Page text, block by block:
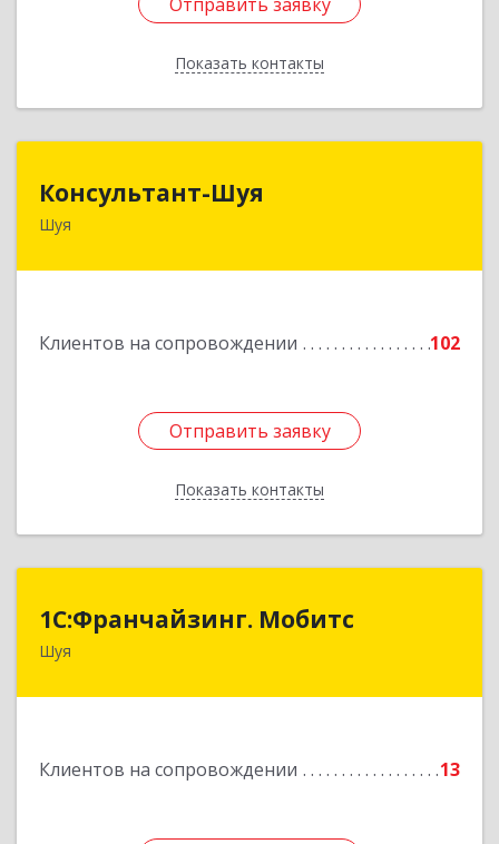
Показать контакты
Назад
Консультант-Шуя
Шуя
Клиентов на сопровождении 102
Отправить заявку
Показать контакты
155900, Ивановская обл, Шуя г, Свердлова ул,
Отправить заявку
Назад
1С:Франчайзинг. Мобитс
Шуя
Клиентов на сопровождении 13
1С:Франчайзинг. Мобитс